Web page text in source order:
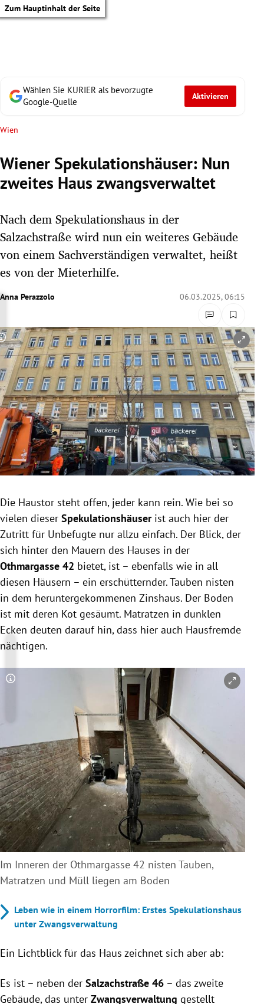
Zum Hauptinhalt der Seite
Untermenü
Untermenü
Untermenü
Untermenü
Untermenü
Untermenü
Untermenü
Untermenü
Untermenü
Wählen Sie KURIER als bevorzugte
Google-Quelle
Aktivieren
Wien
Wiener Spekulationshäuser: Nun
zweites Haus zwangsverwaltet
Nach dem Spekulationshaus in der
Salzachstraße wird nun ein weiteres Gebäude
von einem Sachverständigen verwaltet, heißt
es von der Mieterhilfe.
Anna Perazzolo 06.03.2025, 06:15
Copyright-Hinweis öffnen/schließen
Die Haustor steht offen, jeder kann rein. Wie bei so
vielen dieser Spekulationshäuser ist auch hier der
Zutritt für Unbefugte nur allzu einfach. Der Blick, der
sich hinter den Mauern des Hauses in der
Othmargasse 42 bietet, ist – ebenfalls wie in all
diesen Häusern – ein erschütternder. Tauben nisten
in dem heruntergekommenen Zinshaus. Der Boden
ist mit deren Kot gesäumt. Matratzen in dunklen
Ecken deuten darauf hin, dass hier auch Hausfremde
nächtigen.
Copyright-Hinweis öffnen/schließen
Im Inneren der Othmargasse 42 nisten Tauben,
Matratzen und Müll liegen am Boden
Leben wie in einem Horrorfilm: Erstes Spekulationshaus
unter Zwangsverwaltung
Ein Lichtblick für das Haus zeichnet sich aber ab:
Es ist – neben der Salzachstraße 46 – das zweite
Gebäude, das unter Zwangsverwaltung gestellt